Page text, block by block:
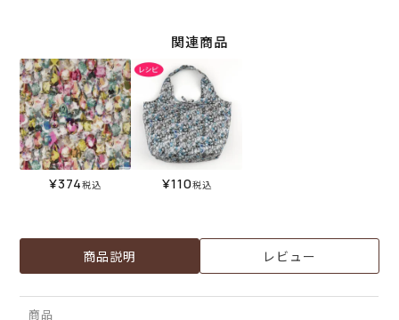
関連商品
¥374税込 ¥110税込
商品説明 レビュー
商品